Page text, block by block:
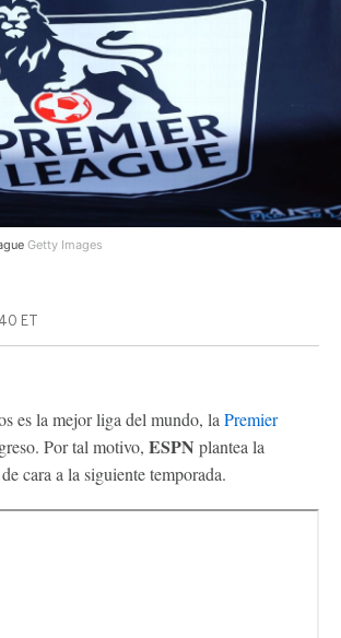
Getty Images
ET
es la mejor liga del mundo, la Premier
Por tal motivo, ESPN plantea la
cara a la siguiente temporada.